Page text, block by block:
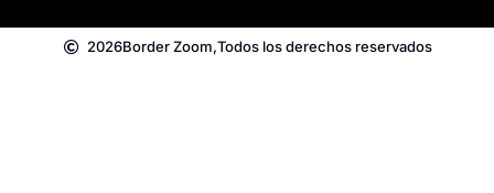
2026Border Zoom,Todos los derechos reservados